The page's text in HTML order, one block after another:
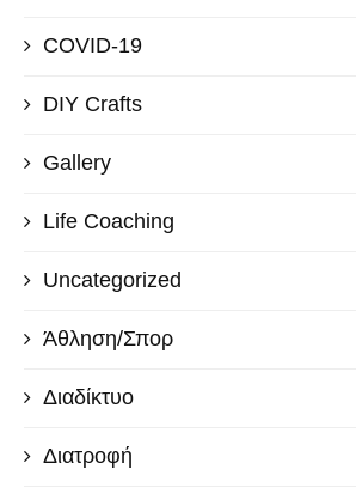
COVID-19
DIY Crafts
Gallery
Life Coaching
Uncategorized
Άθληση/Σπορ
Διαδίκτυο
Διατροφή